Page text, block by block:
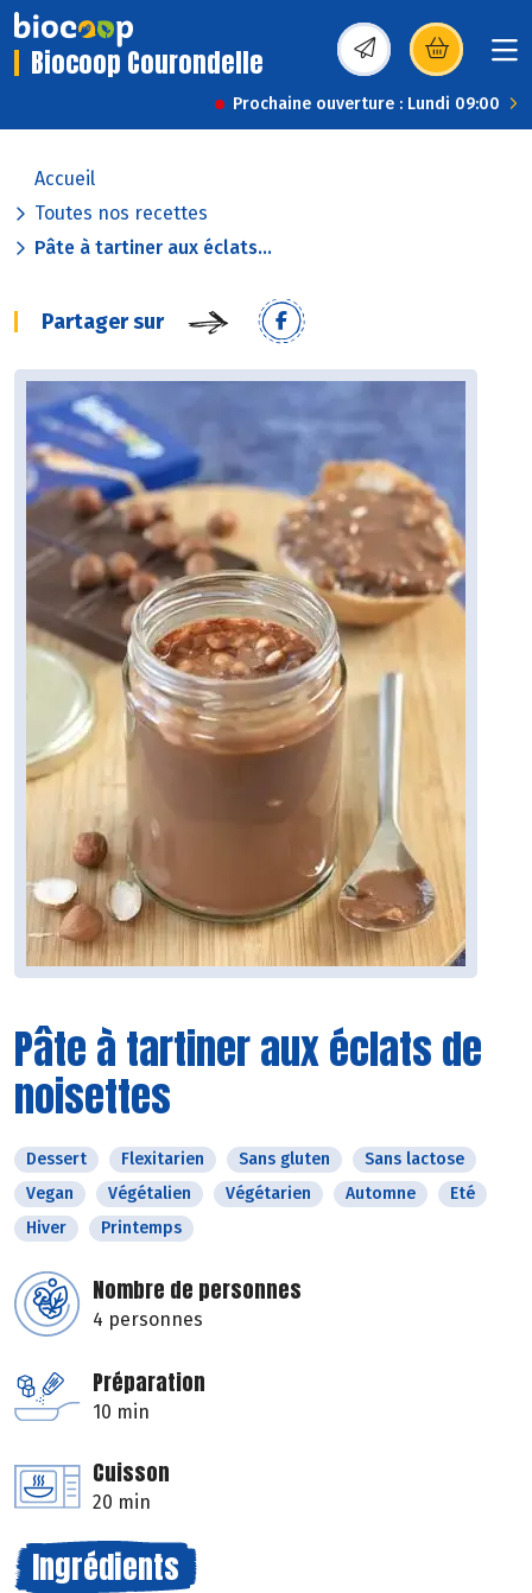
Biocoop Courondelle (s’ouvre dans une
Prochaine ouverture : Lundi 09:00
Accueil
Toutes nos recettes
Pâte à tartiner aux éclats...
Partager sur
Pâte à tartiner aux éclats de
noisettes
Dessert Flexitarien Sans gluten
Sans lactose
Vegan
Végétalien Végétarien Automne
Eté
Hiver
Printemps
Nombre de personnes
4 personnes
Préparation
10 min
Cuisson
20 min
Ingrédients